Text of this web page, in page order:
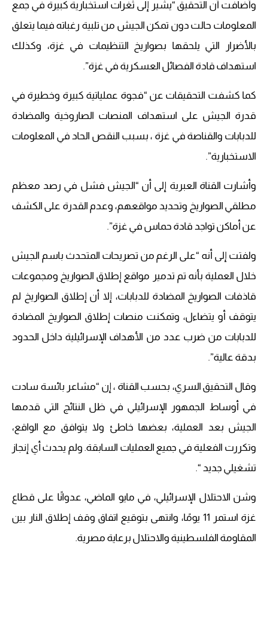
وأضافت أن التحقيق “يشير إلى ثغرات استخبارية كبيرة في جمع
المعلومات حالت دون تمكن الجيش من تلبية رغباته فيما يتعلق
بالأضرار التي يلحقها بصواريخ التنظيمات في غزة، وكذلك
استهداف قادة الفصائل العسكرية في غزة”.
كما كشفت التحقيقات عن “فجوة عملياتية كبيرة وخطيرة في
قدرة الجيش على استهداف المنصات الصاروخية والمضادة
للدبابات والقناصة في غزة ، بسبب النقص الحاد في المعلومات
الاستخبارية”.
وأشارت القناة العبرية إلى أن “الجيش فشل في رصد معظم
مطلقي الصواريخ وتحديد مواقعهم، وعدم القدرة على الكشف
عن أماكن تواجد قادة حماس في غزة”.
ولفتت إلى أنه “على الرغم من تصريحات المتحدث باسم الجيش
خلال العملية بأنه تم تدمير مواقع إطلاق الصواريخ ومجموعات
قاذفات الصواريخ المضادة للدبابات، إلا أن إطلاق الصواريخ لم
يتوقف أو يتضاءل، وتمكنت منصات إطلاق الصواريخ المضادة
للدبابات من ضرب عدد من الأهداف الإسرائيلية داخل الحدود
بدقة عالية”.
وقال التحقيق السري، بحسب القناة ، إن “مشاعر بائسة سادت
في أوساط الجمهور الإسرائيلي في ظل النتائج التي قدمها
الجيش بعد العملية، بعضها خاطئ ولا يتوافق مع الواقع،
وتكررت الفعلية في جميع العمليات السابقة. ولم يحدث أي إنجاز
تشغيلي جديد “.
وشن الاحتلال الإسرائيلي، في مايو الماضي، عدوانًا على قطاع
غزة استمر 11 يومًا، وانتهى بتوقيع اتفاق وقف إطلاق النار بين
المقاومة الفلسطينية والاحتلال برعاية مصرية.